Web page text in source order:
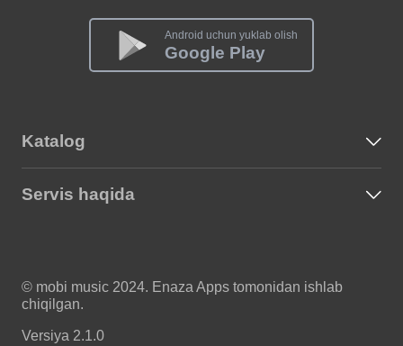
Android uchun yuklab olish
Google Play
Katalog
Servis haqida
© mobi music 2024. Enaza Apps tomonidan ishlab
chiqilgan.
Versiya 2.1.0